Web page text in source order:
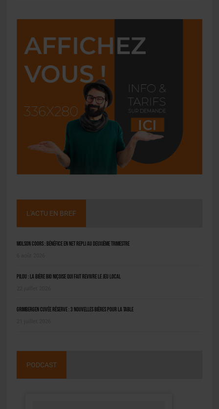
L'ACTU EN BREF
Molson Coors : bénéfice en net repli au deuxième trimestre
Pilou : la bière bio niçoise qui fait revivre le jeu local
Grimbergen Cuvée Réserve : 3 nouvelles bières pour la table
PODCAST